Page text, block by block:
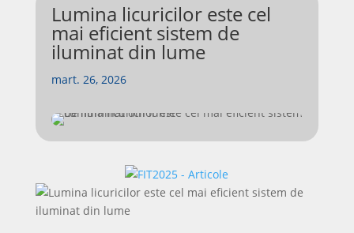
Lumina licuricilor este cel
mai eficient sistem de
iluminat din lume
mart. 26, 2026